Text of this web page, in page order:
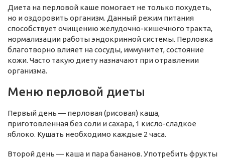
Диета на перловой каше помогает не только похудеть,
но и оздоровить организм. Данный режим питания
способствует очищению желудочно-кишечного тракта,
нормализации работы эндокринной системы. Перловка
благотворно влияет на сосуды, иммунитет, состояние
кожи. Часто такую диету назначают при отравлении
организма.
Меню перловой диеты
Первый день — перловая (рисовая) каша,
приготовленная без соли и сахара, 1 кисло-сладкое
яблоко. Кушать необходимо каждые 2 часа.
Второй день — каша и пара бананов. Употребить фрукты